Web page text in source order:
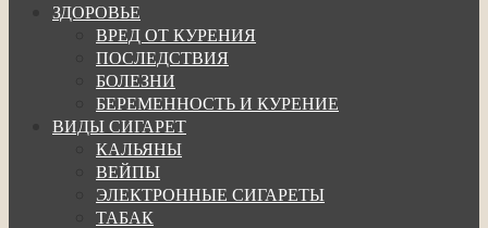
ЗДОРОВЬЕ
ВРЕД ОТ КУРЕНИЯ
ПОСЛЕДСТВИЯ
БОЛЕЗНИ
БЕРЕМЕННОСТЬ И КУРЕНИЕ
ВИДЫ СИГАРЕТ
КАЛЬЯНЫ
ВЕЙПЫ
ЭЛЕКТРОННЫЕ СИГАРЕТЫ
ТАБАК